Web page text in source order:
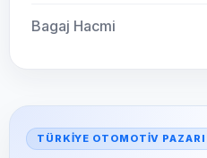
Bagaj Hacmi
TÜRKIYE OTOMOTIV PAZARI